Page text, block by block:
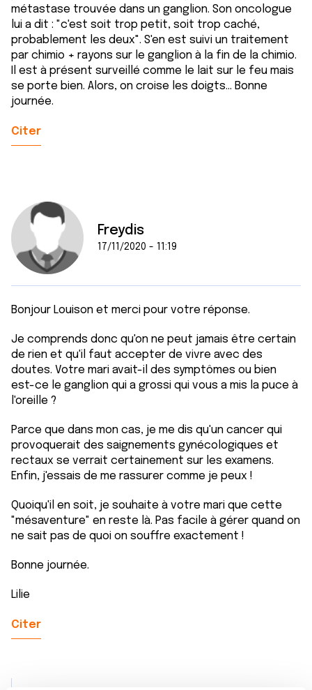
métastase trouvée dans un ganglion. Son oncologue
lui a dit : "c'est soit trop petit, soit trop caché,
probablement les deux". S'en est suivi un traitement
par chimio + rayons sur le ganglion à la fin de la chimio.
Il est à présent surveillé comme le lait sur le feu mais
se porte bien. Alors, on croise les doigts... Bonne
journée.
Citer
Freydis
17/11/2020 - 11:19
Bonjour Louison et merci pour votre réponse.
Je comprends donc qu'on ne peut jamais être certain
de rien et qu'il faut accepter de vivre avec des
doutes. Votre mari avait-il des symptômes ou bien
est-ce le ganglion qui a grossi qui vous a mis la puce à
l'oreille ?
Parce que dans mon cas, je me dis qu'un cancer qui
provoquerait des saignements gynécologiques et
rectaux se verrait certainement sur les examens.
Enfin, j'essais de me rassurer comme je peux !
Quoiqu'il en soit, je souhaite à votre mari que cette
"mésaventure" en reste là. Pas facile à gérer quand on
ne sait pas de quoi on souffre exactement !
Bonne journée.
Lilie
Citer